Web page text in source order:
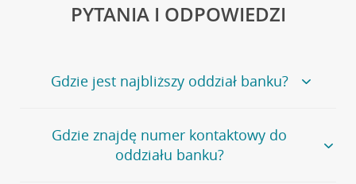
PYTANIA I ODPOWIEDZI
Gdzie jest najbliższy oddział banku?
Jeśli szukasz oddziału naszego banku, zapraszamy na
stronęPlacówki i bankomaty, na której znajduje się
wygodna wyszukiwarka.
Gdzie znajdę numer kontaktowy do
oddziału banku?